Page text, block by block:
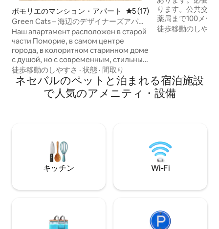
ポモリエのマンション・アパート レビュー17件、5つ星中5つ
5 (17)
Green Cats – 海辺のデザイナーズアパー
ト
Наш апартамент расположен в старой
части Поморие, в самом центре
города, в колоритном старинном доме
с душой, но с современным, стильным
ремонтом, где продумана каждая
деталь для вашего комфорта. Всего в
30 метрах — живописная набережная
и пляж, а прямо рядом — пешеходная
главные достопримечательности
города и множество уютных
ресторанов и магазинов.
徒歩移動のしやすさ · 状態 · 間取り
ります。公共交
薬局まで100メー
ートル、レストラ
プレート、電気
きな冷蔵庫、食器
備わっています。
徒歩移動のしやす
ネセバルのペットと泊まれる宿泊施設
で人気のアメニティ・設備
キッチン Wi-Fi